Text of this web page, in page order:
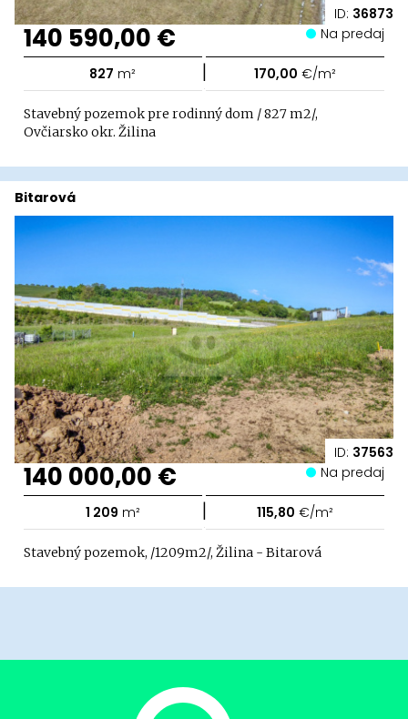
ID: 36873
140 590,00 € Na predaj
827 m² | 170,00 €/m²
Stavebný pozemok pre rodinný dom / 827 m2/,
Ovčiarsko okr. Žilina
ID: 37563
Bitarová
140 000,00 € Na predaj
1 209 m² | 115,80 €/m²
Stavebný pozemok, /1209m2/, Žilina - Bitarová